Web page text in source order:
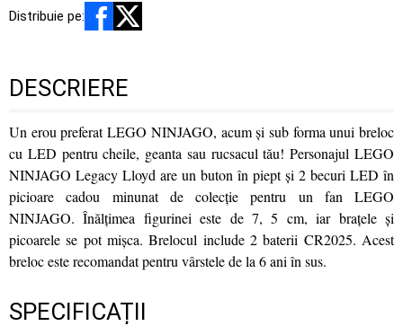
Distribuie pe:
DESCRIERE
Un erou preferat LEGO NINJAGO, acum şi sub forma unui breloc
cu LED pentru cheile, geanta sau rucsacul tău! Personajul LEGO
NINJAGO Legacy Lloyd are un buton în piept şi 2 becuri LED în
picioare cadou minunat de colecţie pentru un fan LEGO
NINJAGO. Înălţimea figurinei este de 7, 5 cm, iar braţele şi
picoarele se pot mişca. Brelocul include 2 baterii CR2025. Acest
breloc este recomandat pentru vârstele de la 6 ani în sus.
SPECIFICAȚII